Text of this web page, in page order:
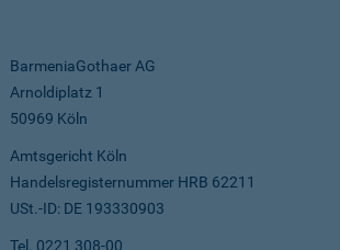
BarmeniaGothaer AG
Arnoldiplatz 1
50969 Köln
Amtsgericht Köln
Handelsregisternummer HRB 62211
USt.-ID: DE 193330903
Tel. 0221 308-00